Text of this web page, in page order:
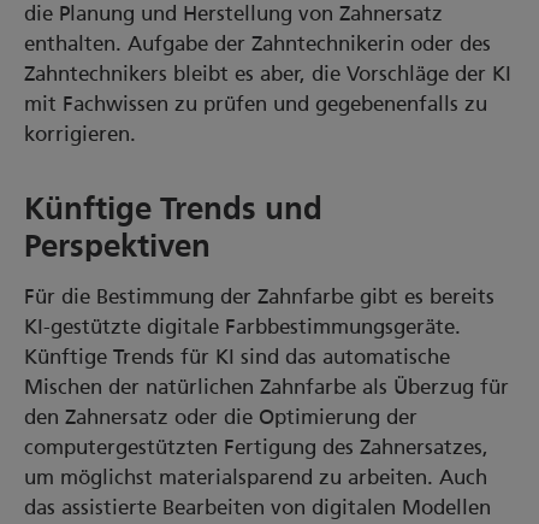
die Planung und Herstellung von Zahnersatz
enthalten. Aufgabe der Zahntechnikerin oder des
Zahntechnikers bleibt es aber, die Vorschläge der KI
mit Fachwissen zu prüfen und gegebenenfalls zu
korrigieren.
Künftige Trends und
Perspektiven
Für die Bestimmung der Zahnfarbe gibt es bereits
KI-gestützte digitale Farbbestimmungsgeräte.
Künftige Trends für KI sind das automatische
Mischen der natürlichen Zahnfarbe als Überzug für
den Zahnersatz oder die Optimierung der
computergestützten Fertigung des Zahnersatzes,
um möglichst materialsparend zu arbeiten. Auch
das assistierte Bearbeiten von digitalen Modellen